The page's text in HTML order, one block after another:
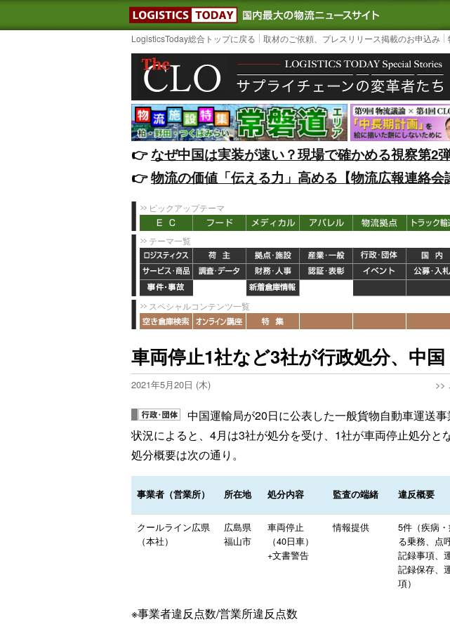
LOGISTICS TODAY｜国内最大の物流ニュ
LogisticsToday総合トップに戻る 取材のご依頼、プレスリリース掲載のお申込み
👉️なぜ中国は実装が速い？現場で確かめる視察第2
👉️物流の価値「伝える力」高める【物流広報連絡会
ピックアップテーマ
テーマ一覧
スペシャルコンテンツ一覧
車両停止1社など3社が行政処分、中国
2021年5月20日 (木) >>
中国運輸局が20日に公表した一般貨物自動車運送
状況によると、4月は3社が処分を受け、1社が車両停止処分と
処分概要は次の通り。
事業者（営業所） 所在地 処分内容 監査の端緒 違反概要
クールライン広県
（本社）
広島県
福山市
車両停止
（40日車）
+文書警告
情報提供
5件（疾病
る乗務、点
記録事項、
記録保存、
項）
※事業者違反点数/営業所違反点数